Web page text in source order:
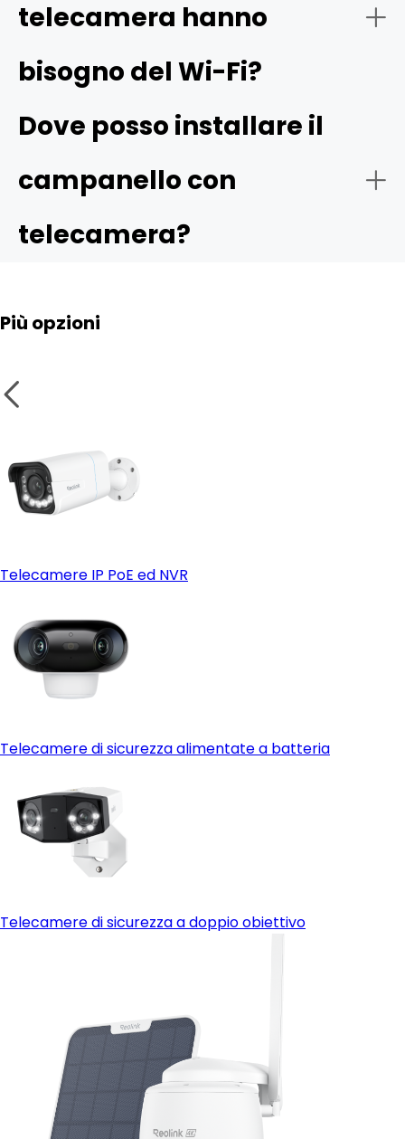
telecamera hanno
bisogno del Wi-Fi?
Dove posso installare il
campanello con
telecamera?
Più opzioni
Telecamere IP PoE ed NVR
Telecamere di sicurezza alimentate a batteria
Telecamere di sicurezza a doppio obiettivo